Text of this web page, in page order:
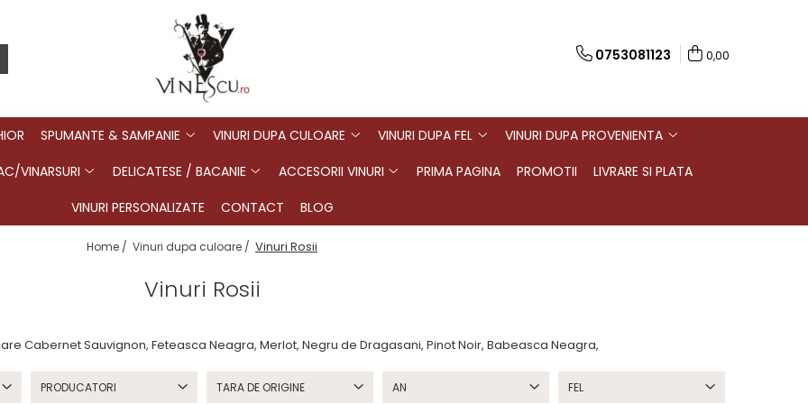
0753081123 0,00
SPUMANTE & SAMPANIE VINURI DUPA CULOARE VINURI DUPA FEL
VINURI DUPA PROVENIENTA
VINARSURI DELICATESE / BACANIE ACCESORII VINURI PRIMA PAGINA PROMOTII
LIVRARE SI PLATA
VINURI PERSONALIZATE
CONTACT BLOG
Home / Vinuri dupa culoare / Vinuri Rosii
Vinuri Rosii
Cabernet Sauvignon, Feteasca Neagra, Merlot, Negru de Dragasani, Pinot Noir, Babeasca Neagra,
PRODUCATORI TARA DE ORIGINE AN FEL